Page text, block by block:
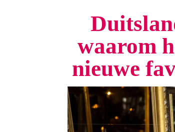
waarom
nieuwe